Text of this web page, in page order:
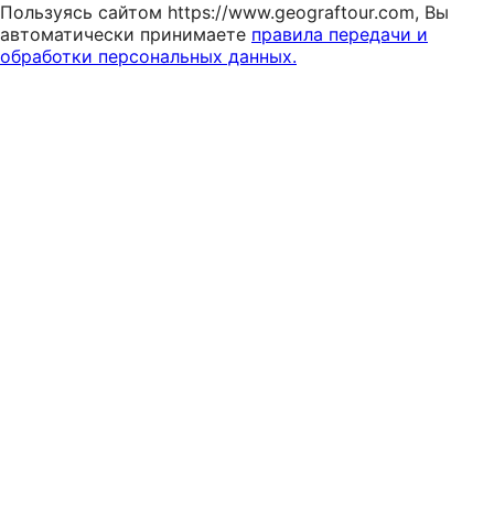
Пользуясь сайтом https://www.geograftour.com, Вы
автоматически принимаете правила передачи и
обработки персональных данных.